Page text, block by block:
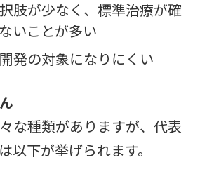
肢が少なく、標準治療が確
いことが多い
発の対象になりにくい
な種類がありますが、代表
以下が挙げられます。